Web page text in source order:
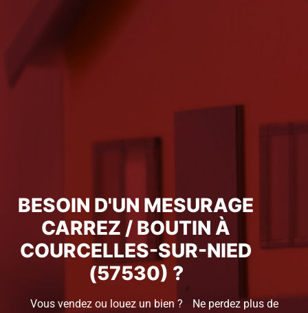
BESOIN D'UN MESURAGE
CARREZ / BOUTIN À
COURCELLES-SUR-NIED
(57530) ?
Vous vendez ou louez un bien ? Ne perdez plus de